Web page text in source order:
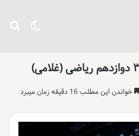
تغییر
خواندن این مطلب 16 دقیقه زمان میبرد